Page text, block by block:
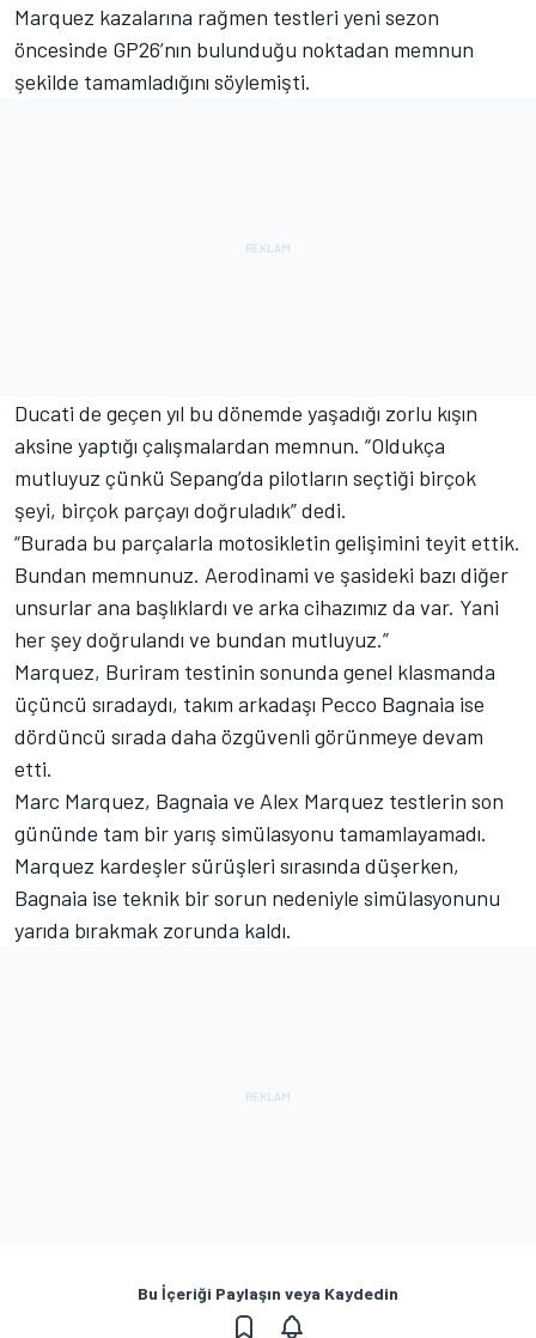
Marquez kazalarına rağmen testleri yeni sezon
öncesinde GP26’nın bulunduğu noktadan memnun
şekilde tamamladığını söylemişti.
Ducati de geçen yıl bu dönemde yaşadığı zorlu kışın
aksine yaptığı çalışmalardan memnun. “Oldukça
mutluyuz çünkü Sepang’da pilotların seçtiği birçok
şeyi, birçok parçayı doğruladık” dedi.
“Burada bu parçalarla motosikletin gelişimini teyit ettik.
Bundan memnunuz. Aerodinami ve şasideki bazı diğer
unsurlar ana başlıklardı ve arka cihazımız da var. Yani
her şey doğrulandı ve bundan mutluyuz.”
Marquez, Buriram testinin sonunda genel klasmanda
üçüncü sıradaydı, takım arkadaşı Pecco Bagnaia ise
dördüncü sırada daha özgüvenli görünmeye devam
etti.
Marc Marquez, Bagnaia ve Alex Marquez testlerin son
gününde tam bir yarış simülasyonu tamamlayamadı.
Marquez kardeşler sürüşleri sırasında düşerken,
Bagnaia ise teknik bir sorun nedeniyle simülasyonunu
yarıda bırakmak zorunda kaldı.
Bu İçeriği Paylaşın veya Kaydedin